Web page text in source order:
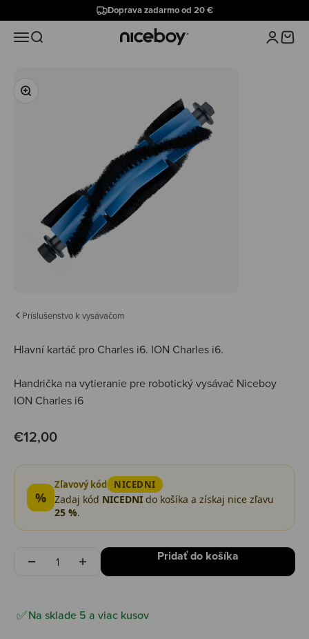
Doprava zadarmo od 20 €
MenuHľadať Niceboy Prihlásiť
Košík
Priblížiť
Príslušenstvo k vysávačom
Hlavní kartáč pro Charles i6. ION Charles i6.
Handrička na vytieranie pre robotický vysávač Niceboy
ION Charles i6
Predajná cena
€12,00
%
Zľavový kód NICEDNI
Zadaj kód NICEDNI do košíka a získaj nice zľavu
25 %.
Množstvo Pridať do košíka
Na sklade 5 a viac kusov